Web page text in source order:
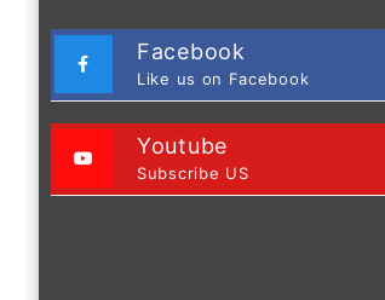
Facebook
Like us on Facebook
Youtube
Subscribe US